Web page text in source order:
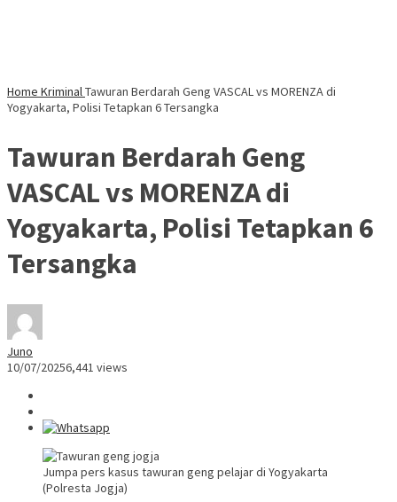
Home KriminalTawuran Berdarah Geng VASCAL vs MORENZA di
Yogyakarta, Polisi Tetapkan 6 Tersangka
Tawuran Berdarah Geng
VASCAL vs MORENZA di
Yogyakarta, Polisi Tetapkan 6
Tersangka
Juno
10/07/20256,441 views
Jumpa pers kasus tawuran geng pelajar di Yogyakarta
(Polresta Jogja)